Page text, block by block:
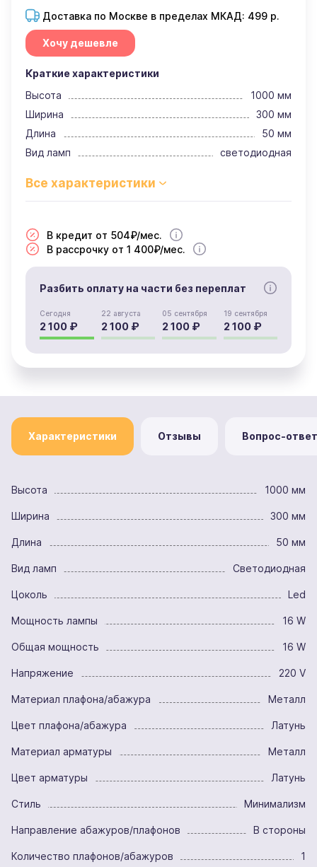
Доставка по Москве в пределах МКАД: 499 р.
Хочу дешевле
Краткие характеристики
Высота
1000 мм
Ширина
300 мм
Длина
50 мм
Вид ламп
светодиодная
В кредит от 504₽/мес.
В рассрочку от 1 400₽/мес.
Разбить оплату на части без переплат
Сегодня
2 100 ₽
22 августа
2 100 ₽
05 сентября
2 100 ₽
19 сентября
2 100 ₽
Характеристики Отзывы Вопрос-ответ
Высота 1000 мм
Ширина 300 мм
Длина 50 мм
Вид ламп Светодиодная
Цоколь Led
Мощность лампы 16 W
Общая мощность 16 W
Напряжение 220 V
Материал плафона/абажура Металл
Цвет плафона/абажура Латунь
Материал арматуры Металл
Цвет арматуры Латунь
Стиль Минимализм
Направление абажуров/плафонов В стороны
Количество плафонов/абажуров 1